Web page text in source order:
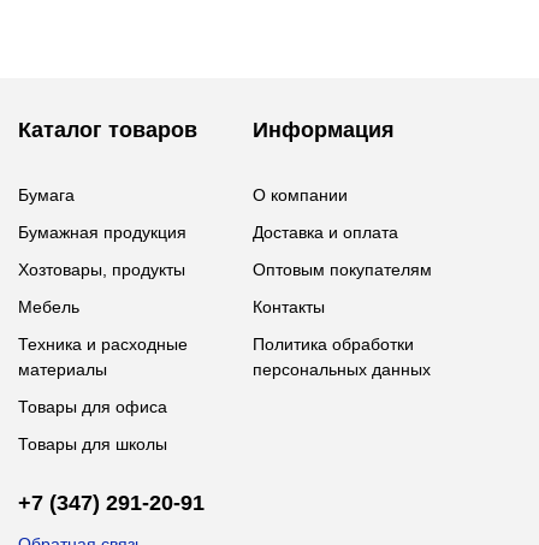
Каталог товаров
Бумага
Бумажная продукция
Хозтовары, продукты
Мебель
Техника и расходные
материалы
Товары для офиса
Товары для школы
Информация
О компании
Доставка и оплата
Оптовым покупателям
Контакты
Политика обработки
персональных данных
+7 (347) 291-20-91